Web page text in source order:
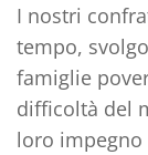
I nostri
tempo,
famiglie
difficoltà del
loro